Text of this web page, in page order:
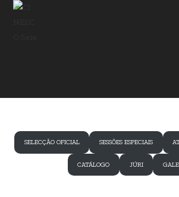
Skip
SELECÇÃO OFICIAL SESSÕES ESPECIAIS
CATÁLOGO JÚRI